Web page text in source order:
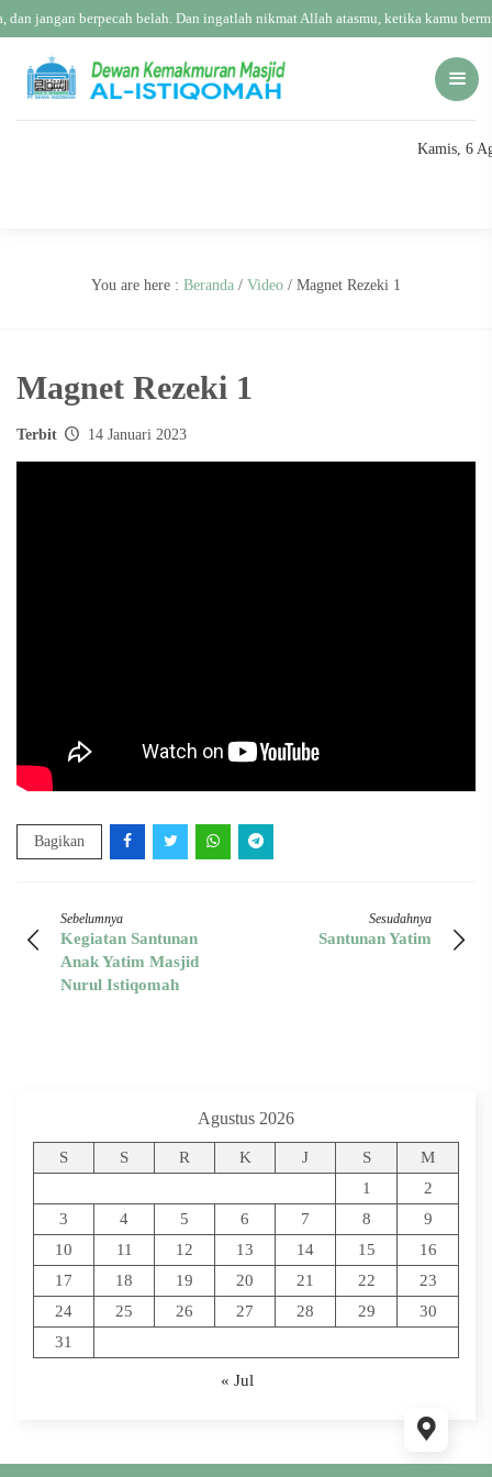
jangan berpecah belah. Dan ingatlah nikmat Allah atasmu, ketika kamu
Kamis, 6
You are here : Beranda / Video / Magnet Rezeki 1
Magnet Rezeki 1
Terbit 14 Januari 2023
Bagikan
Sebelumnya
Kegiatan Santunan
Anak Yatim Masjid
Nurul Istiqomah
Sesudahnya
Santunan Yatim
Agustus 2026
S S R K J S
M
1
2
3
4 5 6 7 8
9
10
11 12 13 14 15
16
17
18 19 20 21 22
23
24
25 26 27 28 29
30
31
« Jul